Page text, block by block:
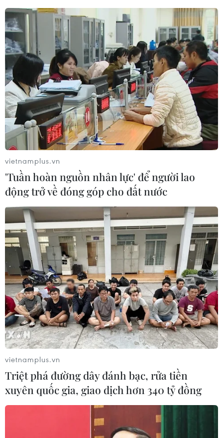
Cán cân thương mại Mỹ-Trung có cải
thiện dù căng thẳng vẫn hiện hữu
06/02/2021 02:48
Ý định sẽ duy trì cách tiếp cận cứng rắn với Trung Quốc
của chính quyền Tổng thống Mỹ Biden cho thấy sẽ khó
có thể giảm bớt căng thẳng giữa hai nước trong thời
gian tới.
vietnamplus.vn
'Tuần hoàn nguồn nhân lực' để người lao
động trở về đóng góp cho đất nước
vietnamplus.vn
Triệt phá đường dây đánh bạc, rửa tiền
xuyên quốc gia, giao dịch hơn 340 tỷ đồng